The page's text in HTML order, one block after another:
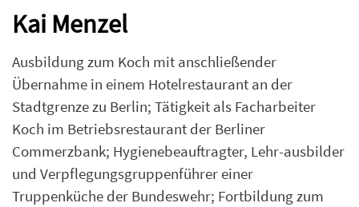
Kai Menzel
Ausbildung zum Koch mit anschließender
Übernahme in einem Hotelrestaurant an der
Stadtgrenze zu Berlin; Tätigkeit als Facharbeiter
Koch im Betriebsrestaurant der Berliner
Commerzbank; Hygienebeauftragter, Lehr-ausbilder
und Verpflegungsgruppenführer einer
Truppenküche der Bundeswehr; Fortbildung zum